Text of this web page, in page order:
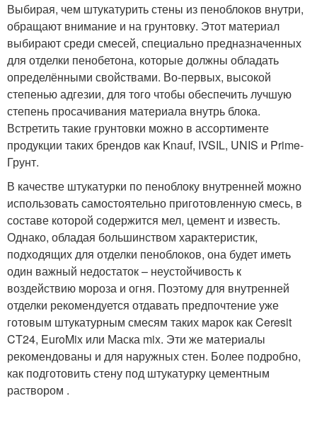
Выбирая, чем штукатурить стены из пеноблоков внутри,
обращают внимание и на грунтовку. Этот материал
выбирают среди смесей, специально предназначенных
для отделки пенобетона, которые должны обладать
определёнными свойствами. Во-первых, высокой
степенью адгезии, для того чтобы обеспечить лучшую
степень просачивания материала внутрь блока.
Встретить такие грунтовки можно в ассортименте
продукции таких брендов как Knauf, IVSIL, UNIS и Prime-
Грунт.
В качестве штукатурки по пеноблоку внутренней можно
использовать самостоятельно приготовленную смесь, в
составе которой содержится мел, цемент и известь.
Однако, обладая большинством характеристик,
подходящих для отделки пеноблоков, она будет иметь
один важный недостаток – неустойчивость к
воздействию мороза и огня. Поэтому для внутренней
отделки рекомендуется отдавать предпочтение уже
готовым штукатурным смесям таких марок как Ceresit
CT24, EuroMix или Маска mix. Эти же материалы
рекомендованы и для наружных стен. Более подробно,
как подготовить стену под штукатурку цементным
раствором .